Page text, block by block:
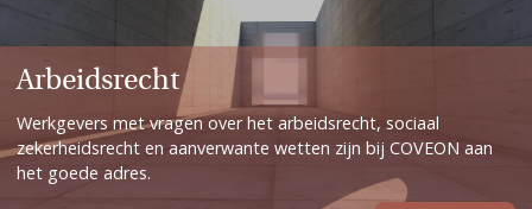
Arbeidsrecht
Werkgevers met vragen over het arbeidsrecht, sociaal
zekerheidsrecht en aanverwante wetten zijn bij COVEON aan
het goede adres.